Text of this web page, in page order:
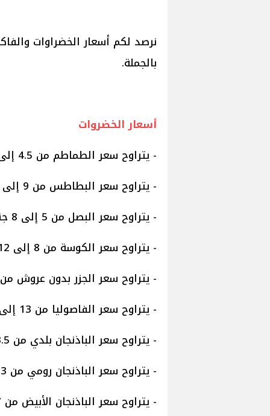
نرصد لكم أسعار الخضراوات
بالجملة.
أسعار الخضروات
- يتراوح سعر الطماطم من 4.5 إلى 8.5 جنيه.
- يتراوح سعر البطاطس من 9 إلى 16 جنيهًا.
- يتراوح سعر البصل من 5 إلى 8 جنيها.
- يتراوح سعر الكوسة من 8 إلى 12 جنيهًا.
- يتراوح سعر الجزر بدون عروش من 4.5 إلى 5.5
- يتراوح سعر الفاصوليا من 13 إلى 15 جنيهًا.
- يتراوح سعر الباذنجان بلدي من 3.5 إلى 5.5 جنيه.
- يتراوح سعر الباذنجان رومي من 3 إلى 6 جنيهات.
- يتراوح سعر الباذنجان الأبيض من 7 إلى 10 جنيهات.